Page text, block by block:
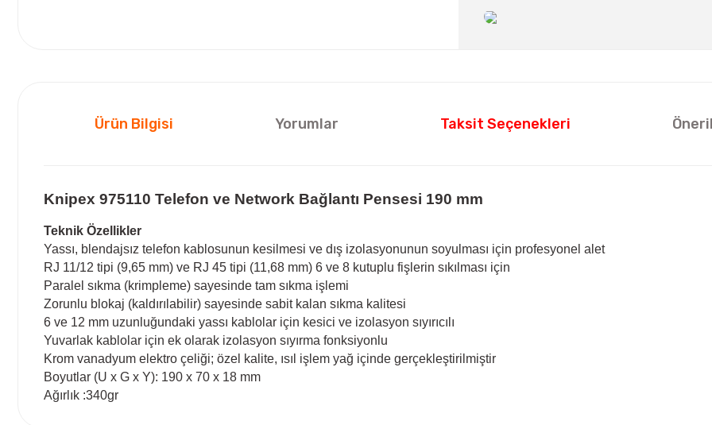
Ürün Bilgisi Yorumlar Taksit Seçenekleri
Knipex 975110 Telefon ve Network Bağlantı Pensesi 190 mm
Teknik Özellikler
Yassı, blendajsız telefon kablosunun kesilmesi ve dış izolasyonunun soyulması için profesyonel alet
RJ 11/12 tipi (9,65 mm) ve RJ 45 tipi (11,68 mm) 6 ve 8 kutuplu fişlerin sıkılması için
Paralel sıkma (krimpleme) sayesinde tam sıkma işlemi
Zorunlu blokaj (kaldırılabilir) sayesinde sabit kalan sıkma kalitesi
6 ve 12 mm uzunluğundaki yassı kablolar için kesici ve izolasyon sıyırıcılı
Yuvarlak kablolar için ek olarak izolasyon sıyırma fonksiyonlu
Krom vanadyum elektro çeliği; özel kalite, ısıl işlem yağ içinde gerçekleştirilmiştir
Boyutlar (U x G x Y): 190 x 70 x 18 mm
Ağırlık :340gr